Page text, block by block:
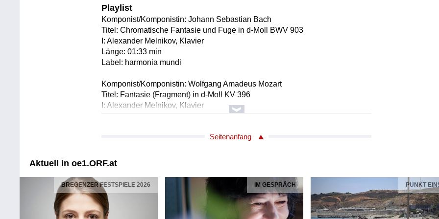
Playlist
Komponist/Komponistin: Johann Sebastian Bach
Titel: Chromatische Fantasie und Fuge in d-Moll BWV 903
I: Alexander Melnikov, Klavier
Länge: 01:33 min
Label: harmonia mundi
Komponist/Komponistin: Wolfgang Amadeus Mozart
Titel: Fantasie (Fragment) in d-Moll KV 396
I: Alexander Melnikov, Klavier
Länge: 02:54 min
Titel: Fantasie in f-Moll op. 49
Länge: 02:02 min
Label: harmonia mundi
Komponist/Komponistin: Felix Mendelssohn Bartholdy
Seitenanfang
Aktuell in oe1.ORF.at
BREGENZER FESTSPIELE 2026 IM GESPRÄCH PUNKT